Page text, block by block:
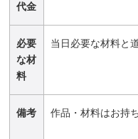
代金
必要
な材
料
当日必要な材料と
備考 作品・材料はお持